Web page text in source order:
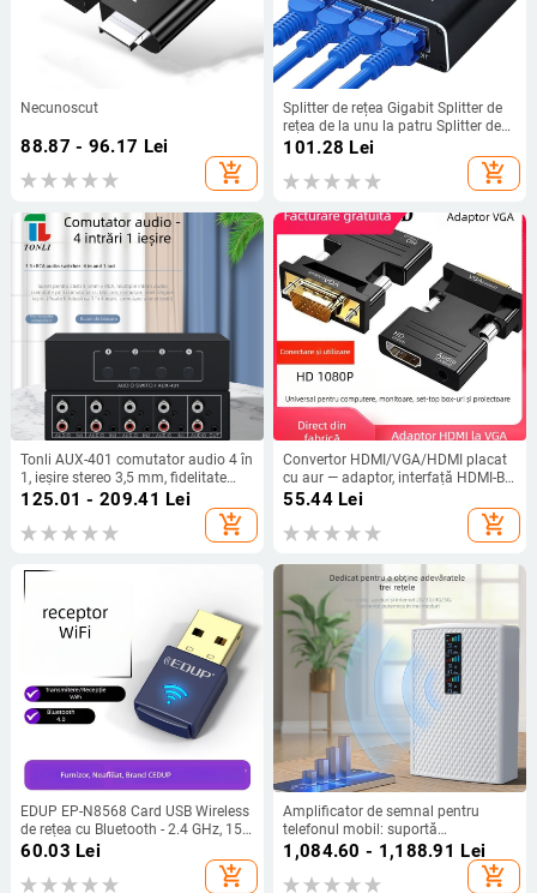
Necunoscut
88.87 - 96.17 Lei
add_shopping_cart
Splitter de rețea Gigabit Splitter de
rețea de la unu la patru Splitter de
rețea RJ45 Splitter de transfer de
101.28 Lei
add_shopping_cart
Tonli AUX-401 comutator audio 4 în
1, ieșire stereo 3,5 mm, fidelitate
înaltă
125.01 - 209.41 Lei
add_shopping_cart
Convertor HDMI/VGA/HDMI placat
cu aur — adaptor, interfață HDMI-B,
model Converter, suport gestionare
energie, fără trezire de la distanță
55.44Lei
add_shopping_cart
EDUP EP-N8568 Card USB Wireless
de rețea cu Bluetooth - 2.4 GHz, 150
Mbps, IEEE 802.11b/g/n
60.03 Lei
add_shopping_cart
Amplificator de semnal pentru
telefonul mobil: suportă
2G/3G/4G/5G, acoperire 200–2000
m², model 24C4400F6715, greutate
0,98 kg
1,084.60 - 1,188.91 Lei
add_shopping_cart